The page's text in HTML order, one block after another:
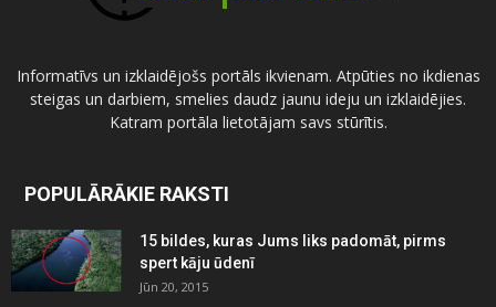
Informatīvs un izklaidējošs portāls ikvienam. Atpūties no ikdienas
steigas un darbiem, smelies daudz jaunu ideju un izklaidējies.
Katram portāla lietotājam savs stūrītis.
POPULĀRĀKIE RAKSTI
15 bildes, kuras Jums liks padomāt, pirms
spert kāju ūdenī
Jūn 20, 2015